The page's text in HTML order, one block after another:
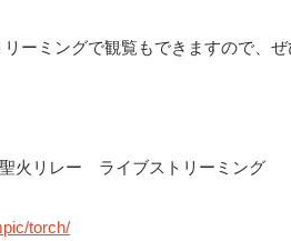
ーミングで観覧もできますので、ぜ
火リレー ライブストリーミング
torch/